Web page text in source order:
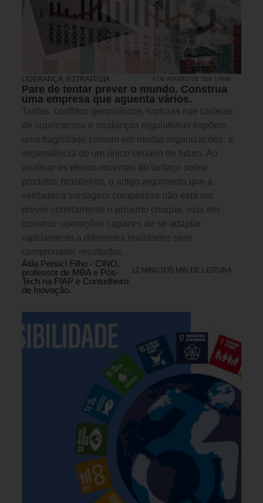
LIDERANÇA ESTRATÉGIA 6 DE AGOSTO DE 2026 17H00
Pare de tentar prever o mundo. Construa
uma empresa que aguenta vários.
Tarifas, conflitos geopolíticos, rupturas nas cadeias
de suprimentos e mudanças regulatórias expõem
uma fragilidade comum em muitas organizações: a
dependência de um único cenário de futuro. Ao
analisar os efeitos recentes do tarifaço sobre
produtos brasileiros, o artigo argumenta que a
verdadeira vantagem competitiva não está em
prever corretamente o próximo choque, mas em
construir operações capazes de se adaptar
rapidamente a diferentes realidades sem
comprometer resultados.
Átila Persici Filho - CINO,
professor de MBA e Pós-
Tech na FIAP e Conselheiro
de Inovação.
12 MINUTOS MIN DE LEITURA